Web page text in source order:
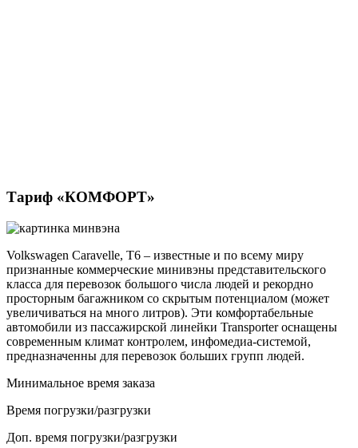
Тариф «КОМФОРТ»
Volkswagen Caravelle, Т6 – известные и по всему миру
признанные коммерческие минивэны представительского
класса для перевозок большого числа людей и рекордно
просторным багажником со скрытым потенциалом (может
увеличиваться на много литров). Эти комфортабельные
автомобили из пассажирской линейки Transporter оснащены
современным климат контролем, инфомедиа-системой,
предназначенны для перевозок больших групп людей.
Минимальное время заказа
Время погрузки/разгрузки
Доп. время погрузки/разгрузки